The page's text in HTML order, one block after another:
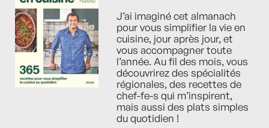
J’ai imaginé cet almanach
pour vous simplifier la vie en
cuisine, jour après jour, et
vous accompagner toute
l’année. Au fil des mois, vous
découvrirez des spécialités
régionales, des recettes de
chef-fe-s qui m’inspirent,
mais aussi des plats simples
du quotidien !